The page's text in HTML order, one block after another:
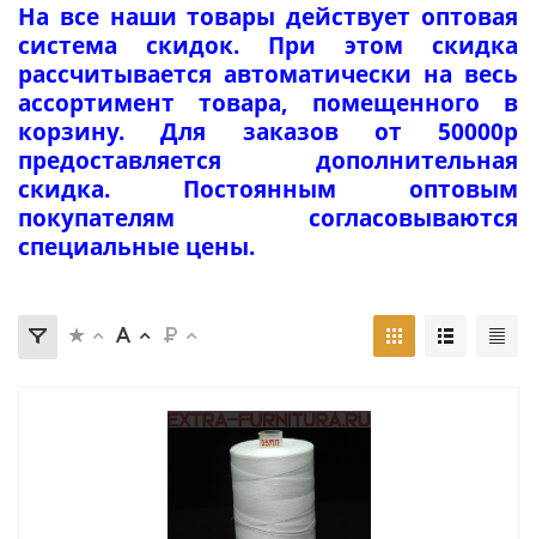
На все наши товары действует оптовая
система скидок. При этом скидка
рассчитывается автоматически на весь
ассортимент товара, помещенного в
корзину. Для заказов от 50000р
предоставляется дополнительная
скидка. Постоянным оптовым
покупателям согласовываются
специальные цены.